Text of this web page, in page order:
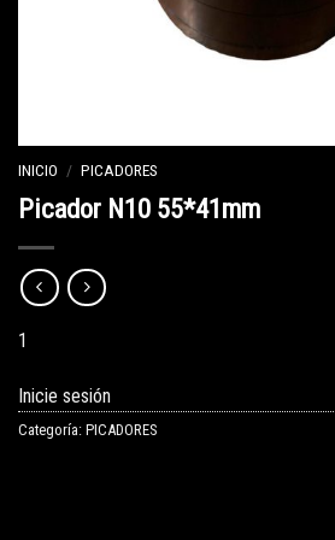
INICIO / PICADORES
Picador N10 55*41mm
1
Inicie sesión
Categoría: PICADORES